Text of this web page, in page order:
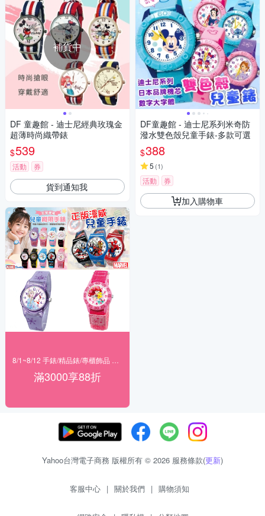
補貨中
DF 童趣館 - 迪士尼經典玫瑰金
超薄時尚織帶錶
$539
活動 券
貨到通知我
滿3000享88折
DF童趣館 - 迪士尼系列米奇防
潑水雙色殼兒童手錶-多款可選
$388
5 (1)
活動 券
加入購物車
Yahoo台灣電子商務 版權所有 © 2026 服務條款(更新)
客服中心 | 關於我們 | 購物須知